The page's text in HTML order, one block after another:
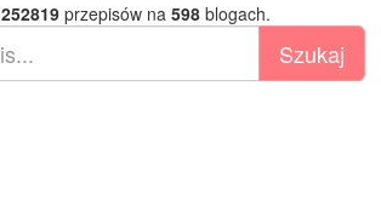
252819przepisów na 598blogach.